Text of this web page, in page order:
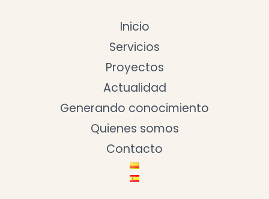
Inicio
Servicios
Proyectos
Actualidad
Generando conocimiento
Quienes somos
Contacto